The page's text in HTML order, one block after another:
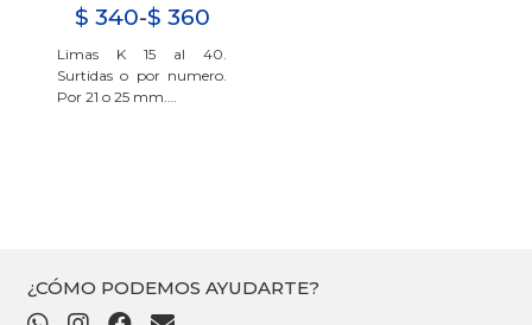
$ 340-$ 360
Rango
precios:
desde
Limas K 15 al 40.
Surtidas o por numero.
Por 21 o 25 mm.…
¿CÓMO PODEMOS AYUDARTE?